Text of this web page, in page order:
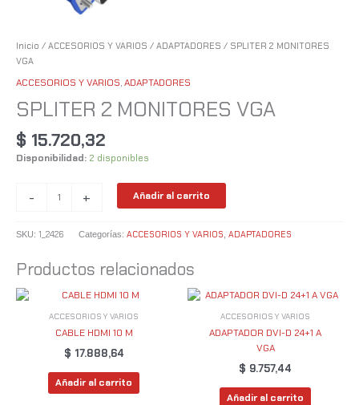
Inicio / ACCESORIOS Y VARIOS / ADAPTADORES / SPLITER 2 MONITORES
VGA
ACCESORIOS Y VARIOS,ADAPTADORES
SPLITER 2 MONITORES VGA
$ 15.720,32
Disponibilidad: 2 disponibles
- + Añadir al carrito
SKU: 1_2426 Categorías: ACCESORIOS Y VARIOS ADAPTADORES
Productos relacionados
ACCESORIOS Y VARIOS
CABLE HDMI 10 M
$ 17.888,64
Añadir al carrito
ACCESORIOS Y VARIOS
ADAPTADOR DVI-D 24+1 A
VGA
$ 9.757,44
Añadir al carrito